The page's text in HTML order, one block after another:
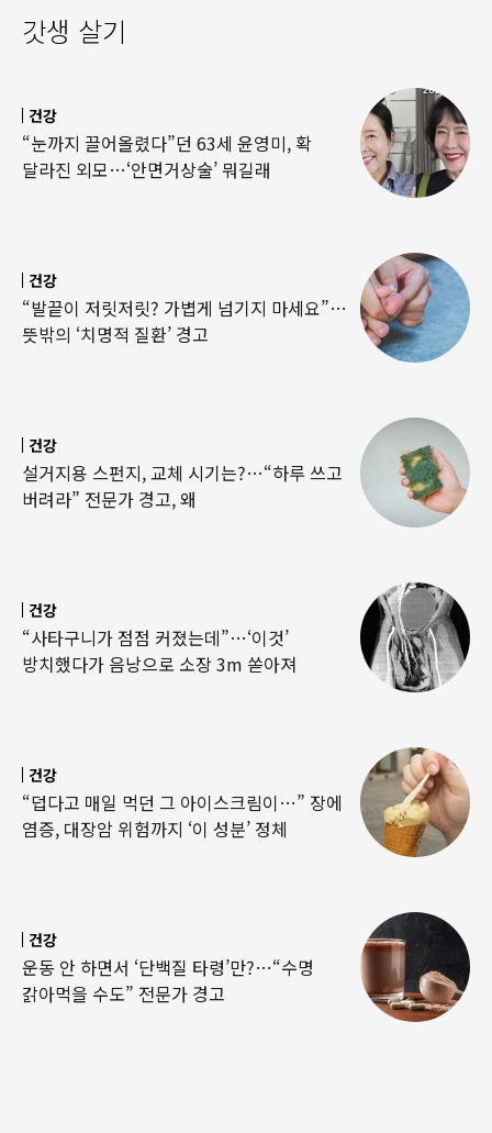
갓생 살기
건강
“눈까지 끌어올렸다”던 63세 윤영미, 확
달라진 외모…‘안면거상술’ 뭐길래
건강
“발끝이 저릿저릿? 가볍게 넘기지 마세요”…
뜻밖의 ‘치명적 질환’ 경고
건강
설거지용 스펀지, 교체 시기는?…“하루 쓰고
버려라” 전문가 경고, 왜
건강
“사타구니가 점점 커졌는데”…‘이것’
방치했다가 음낭으로 소장 3m 쏟아져
건강
“덥다고 매일 먹던 그 아이스크림이…” 장에
염증, 대장암 위험까지 ‘이 성분’ 정체
건강
운동 안 하면서 ‘단백질 타령’만?…“수명
갉아먹을 수도” 전문가 경고